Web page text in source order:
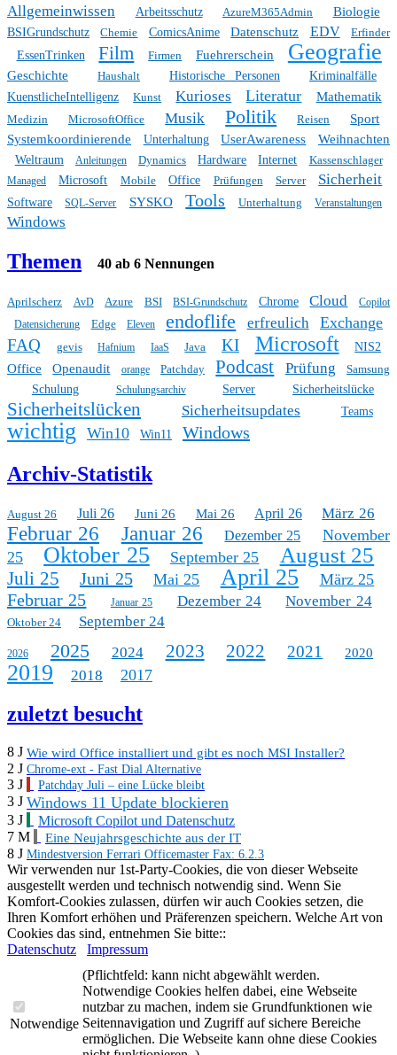
Allgemeinwissen Arbeitsschutz AzureM365Admin Biologie
BSIGrundschutz Chemie ComicsAnime Datenschutz EDV
Erfinder
EssenTrinken
Film Firmen Fuehrerschein Geografie
Geschichte Haushalt Historische Personen
Kriminalfälle
KuenstlicheIntelligenz
Kunst Kurioses Literatur Mathematik
Medizin MicrosoftOffice Musik Politik Reisen
Sport
Systemkoordinierende
Unterhaltung UserAwareness Weihnachten
Weltraum Anleitungen Dynamics Hardware Internet Kassenschlager
Managed Microsoft Mobile Office Prüfungen Server Sicherheit
Software SQL-Server SYSKO Tools Unterhaltung Veranstaltungen
Windows
Themen 40 ab 6 Nennungen
Aprilscherz AvD Azure BSI BSI-Grundschutz Chrome Cloud
Copilot
Datensicherung
Edge Eleven endoflife erfreulich Exchange
FAQ gevis Hafnium IaaS Java KI Microsoft NIS2
Office Openaudit orange Patchday Podcast Prüfung
Samsung
Schulung
Schulungsarchiv Server Sicherheitslücke
Sicherheitslücken Sicherheitsupdates Teams
wichtig Win10 Win11 Windows
Archiv-Statistik
August 26 Juli 26 Juni 26 Mai 26 April 26 März 26
Februar 26 Januar 26 Dezember 25
November
25
Oktober 25 September 25 August 25
Juli 25 Juni 25 Mai 25 April 25 März 25
Februar 25 Januar 25 Dezember 24 November 24
Oktober 24 September 24
2026 2025 2024 2023 2022 2021 2020
2019 2018 2017
zuletzt besucht
8 J Wie wird Office installiert und gibt es noch MSI Installer?
2 J Chrome-ext - Fast Dial Alternative
3 J Patchday Juli – eine Lücke bleibt
3 J Windows 11 Update blockieren
3 J
Microsoft Copilot und Datenschutz
7 M
Eine Neujahrsgeschichte aus der IT
8 J Mindestversion Ferrari Officemaster Fax: 6.2.3
Wir verwenden nur 1st-Party-Cookies, die von dieser Webseite
ausgestellt werden und technisch notwendig sind. Wenn Sie
Komfort-Cookies zulassen, dürfen wir auch Cookies setzen, die
Ihren Komfort erhöhen und Präferenzen speichern. Welche Art von
Cookies das sind, entnehmen Sie bitte::
Datenschutz
Impressum
Notwendige
(Pflichtfeld: kann nicht abgewählt werden.
Notwendige Cookies helfen dabei, eine Webseite
nutzbar zu machen, indem sie Grundfunktionen wie
Seitennavigation und Zugriff auf sichere Bereiche
ermöglichen. Die Webseite kann ohne diese Cookies